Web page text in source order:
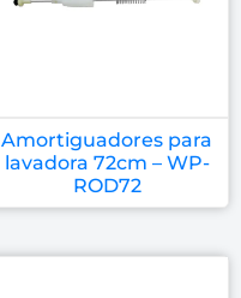
Amortiguadores para
lavadora 72cm – WP-
ROD72